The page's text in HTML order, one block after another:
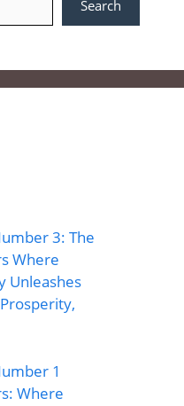
Search
3: The
Where
Unleashes
1
Where